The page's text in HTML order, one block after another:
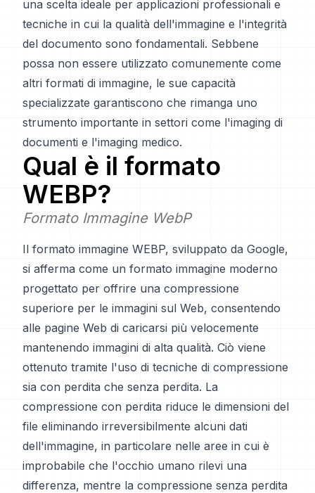
una scelta ideale per applicazioni professionali e
tecniche in cui la qualità dell'immagine e l'integrità
del documento sono fondamentali. Sebbene
possa non essere utilizzato comunemente come
altri formati di immagine, le sue capacità
specializzate garantiscono che rimanga uno
strumento importante in settori come l'imaging di
documenti e l'imaging medico.
Qual è il formato
WEBP?
Formato Immagine WebP
Il formato immagine WEBP, sviluppato da Google,
si afferma come un formato immagine moderno
progettato per offrire una compressione
superiore per le immagini sul Web, consentendo
alle pagine Web di caricarsi più velocemente
mantenendo immagini di alta qualità. Ciò viene
ottenuto tramite l'uso di tecniche di compressione
sia con perdita che senza perdita. La
compressione con perdita riduce le dimensioni del
file eliminando irreversibilmente alcuni dati
dell'immagine, in particolare nelle aree in cui è
improbabile che l'occhio umano rilevi una
differenza, mentre la compressione senza perdita